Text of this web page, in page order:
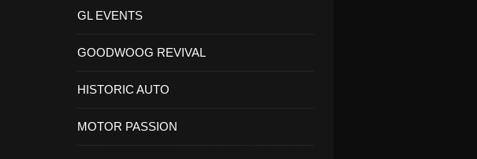
GL EVENTS
GOODWOOG REVIVAL
HISTORIC AUTO
MOTOR PASSION